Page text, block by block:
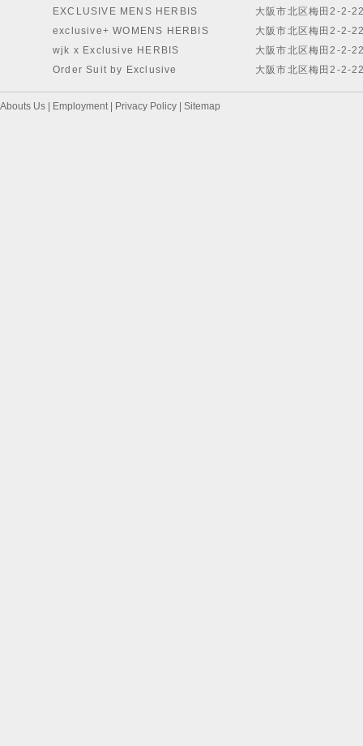
EXCLUSIVE MENS HERBIS
exclusive+ WOMENS HERBIS
wjk x Exclusive HERBIS
Order Suit by Exclusive
大阪市北区梅田2-2-
大阪市北区梅田2-2-
大阪市北区梅田2-2-
大阪市北区梅田2-2-
Abouts Us Employment| Privacy Policy Sitemap